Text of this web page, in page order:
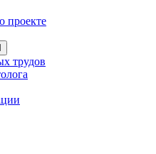
проекте
трудов